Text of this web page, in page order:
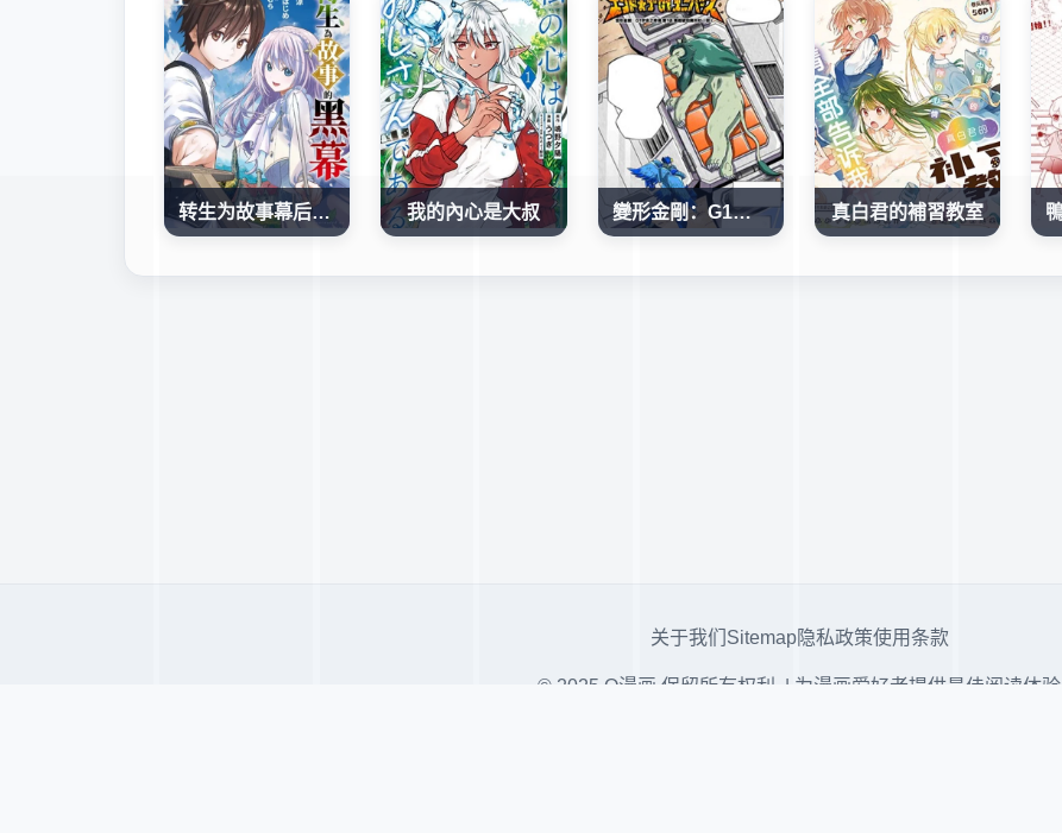
转生为故事幕后主谋 我的內心是大叔 變形金剛：G1宇宙之終焉 真白君的補習教室
关于我们 Sitemap隐私政策使用条款
© 2025 Q漫画 保留所有权利. | 为漫画爱好者提供最佳阅读体验